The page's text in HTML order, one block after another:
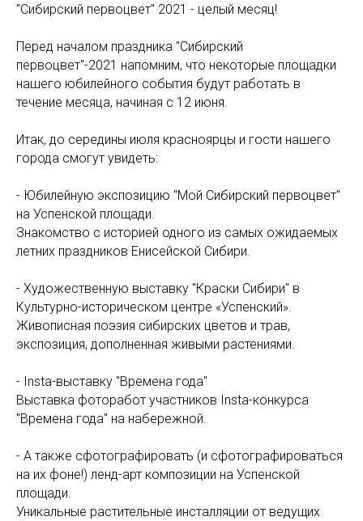
"Сибирский первоцвет" 2021 - целый месяц!
Перед началом праздника "Сибирский
первоцвет"-2021 напомним, что некоторые площадки
нашего юбилейного события будут работать в
течение месяца, начиная с 12 июня.
Итак, до середины июля красноярцы и гости нашего
города смогут увидеть:
- Юбилейную экспозицию "Мой Сибирский первоцвет"
на Успенской площади.
Знакомство с историей одного из самых ожидаемых
летних праздников Енисейской Сибири.
- Художественную выставку "Краски Сибири" в
Культурно-историческом центре «Успенский».
Живописная поэзия сибирских цветов и трав,
экспозиция, дополненная живыми растениями.
- Insta-выставку "Времена года"
Выставка фоторабот участников Insta-конкурса
"Времена года" на набережной.
- А также сфотографировать (и сфотографироваться
на их фоне!) ленд-арт композиции на Успенской
площади.
Уникальные растительные инсталляции от ведущих